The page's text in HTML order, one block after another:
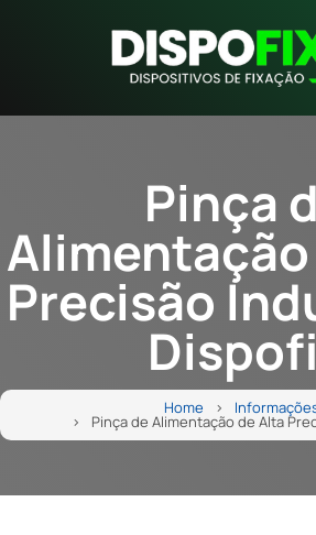
Pinça
Precisão
Home
Pinça de Alimentação de Alta